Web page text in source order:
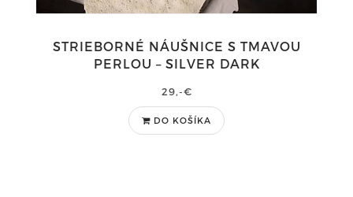
STRIEBORNÉ NÁUŠNICE S TMAVOU
PERLOU – SILVER DARK
29,-€
DO KOŠÍKA